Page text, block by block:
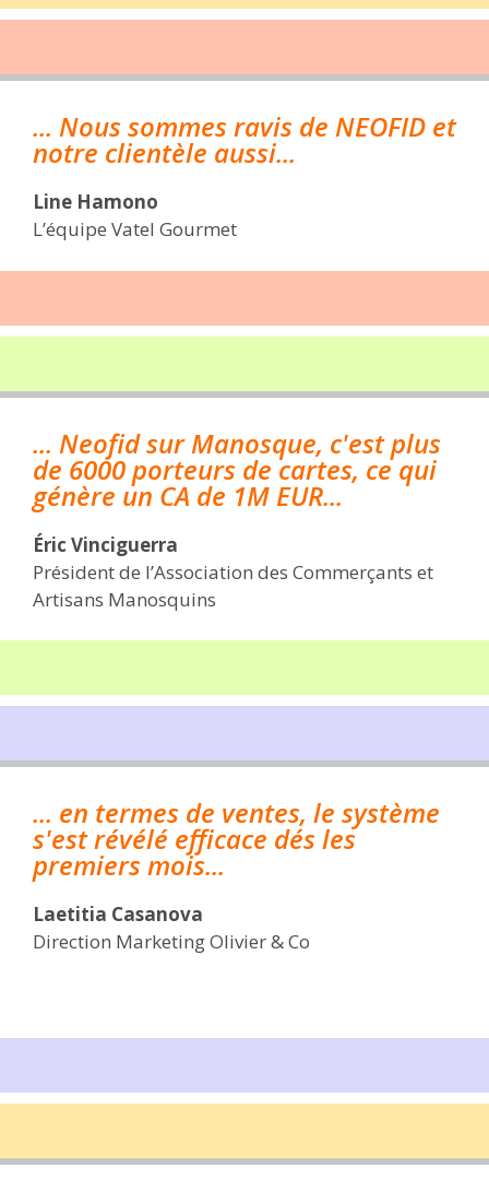
... Nous sommes ravis de NEOFID et
notre clientèle aussi...
Line Hamono
L’équipe Vatel Gourmet
... Neofid sur Manosque, c'est plus
de 6000 porteurs de cartes, ce qui
génère un CA de 1M EUR...
Éric Vinciguerra
Président de l’Association des Commerçants et
Artisans Manosquins
... en termes de ventes, le système
s'est révélé efficace dés les
premiers mois...
Laetitia Casanova
Direction Marketing Olivier & Co